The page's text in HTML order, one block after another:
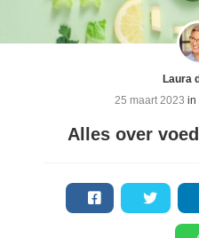
Laura
25 maart 2023 in
Alles over